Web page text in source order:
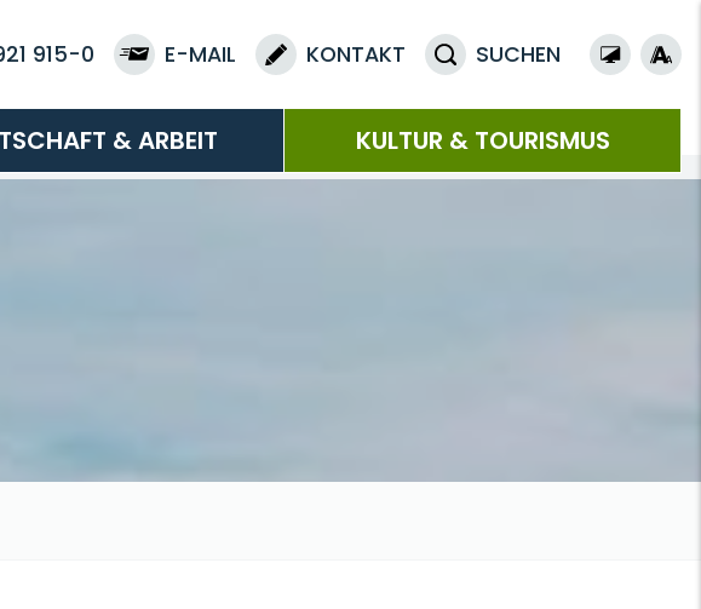
915-0 E-MAIL KONTAKT SUCHEN
& ARBEIT KULTUR & TOURISMUS